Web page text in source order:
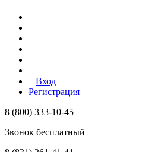
Вход
Регистрация
8 (800) 333-10-45
Звонок бесплатный